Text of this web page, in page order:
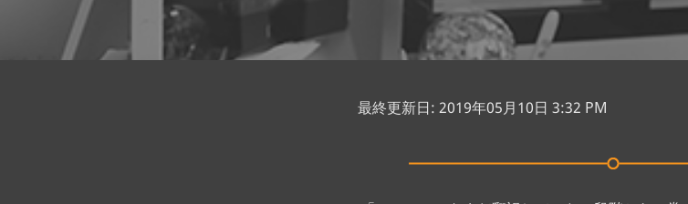
最終更新日: 2019年05月10日 3:32 PM